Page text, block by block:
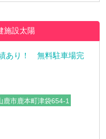
施設太陽
あり！ 無料駐車場完
鹿市鹿本町津袋654-1